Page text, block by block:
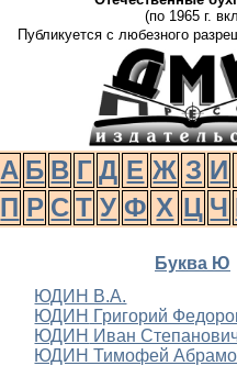
(по 1965 г.
Публикуется с любезного
А Б В Г Д Е Ж З И
П Р С Т У Ф Х Ц Ч
Буква Ю
ЮДИН В.А.
ЮДИН Григорий
ЮДИН Иван
ЮДИН Тимофей